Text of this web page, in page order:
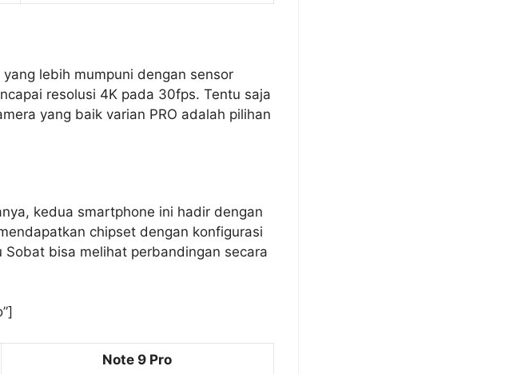
lebih mumpuni dengan sensor
resolusi 4K pada 30fps. Tentu saja
yang baik varian PRO adalah pilihan
kedua smartphone ini hadir dengan
chipset dengan konfigurasi
bisa melihat perbandingan secara
Note 9 Pro